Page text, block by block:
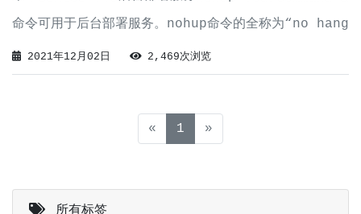
命令可用于后台部署服务。nohup命令的全称为“no hang
up”，该命令可以将程序以忽略挂起信号的方式运行起来，
2021年12月02日 2,469次浏览
« 1 (current)
»
所有标签